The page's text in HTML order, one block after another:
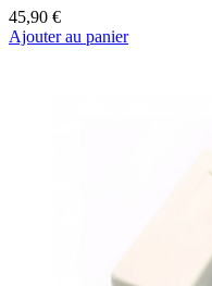
45,90 €
Ajouter au panier